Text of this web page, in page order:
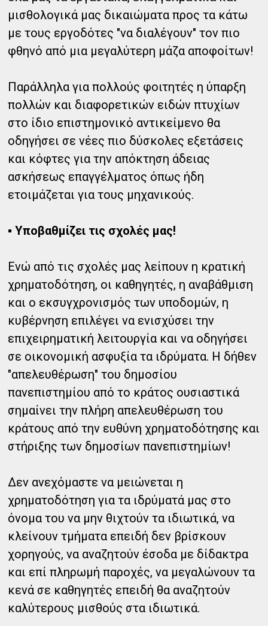
μισθολογικά μας δικαιώματα προς τα κάτω
με τους εργοδότες "να διαλέγουν" τον πιο
φθηνό από μια μεγαλύτερη μάζα αποφοίτων!
Παράλληλα για πολλούς φοιτητές η ύπαρξη
πολλών και διαφορετικών ειδών πτυχίων
στο ίδιο επιστημονικό αντικείμενο θα
οδηγήσει σε νέες πιο δύσκολες εξετάσεις
και κόφτες για την απόκτηση άδειας
ασκήσεως επαγγέλματος όπως ήδη
ετοιμάζεται για τους μηχανικούς.
▪ Υποβαθμίζει τις σχολές μας!
Ενώ από τις σχολές μας λείπουν η κρατική
χρηματοδότηση, οι καθηγητές, η αναβάθμιση
και ο εκσυγχρονισμός των υποδομών, η
κυβέρνηση επιλέγει να ενισχύσει την
επιχειρηματική λειτουργία και να οδηγήσει
σε οικονομική ασφυξία τα ιδρύματα. Η δήθεν
"απελευθέρωση" του δημοσίου
πανεπιστημίου από το κράτος ουσιαστικά
σημαίνει την πλήρη απελευθέρωση του
κράτους από την ευθύνη χρηματοδότησης και
στήριξης των δημοσίων πανεπιστημίων!
Δεν ανεχόμαστε να μειώνεται η
χρηματοδότηση για τα ιδρύματά μας στο
όνομα του να μην θιχτούν τα ιδιωτικά, να
κλείνουν τμήματα επειδή δεν βρίσκουν
χορηγούς, να αναζητούν έσοδα με δίδακτρα
και επί πληρωμή παροχές, να μεγαλώνουν τα
κενά σε καθηγητές επειδή θα αναζητούν
καλύτερους μισθούς στα ιδιωτικά.